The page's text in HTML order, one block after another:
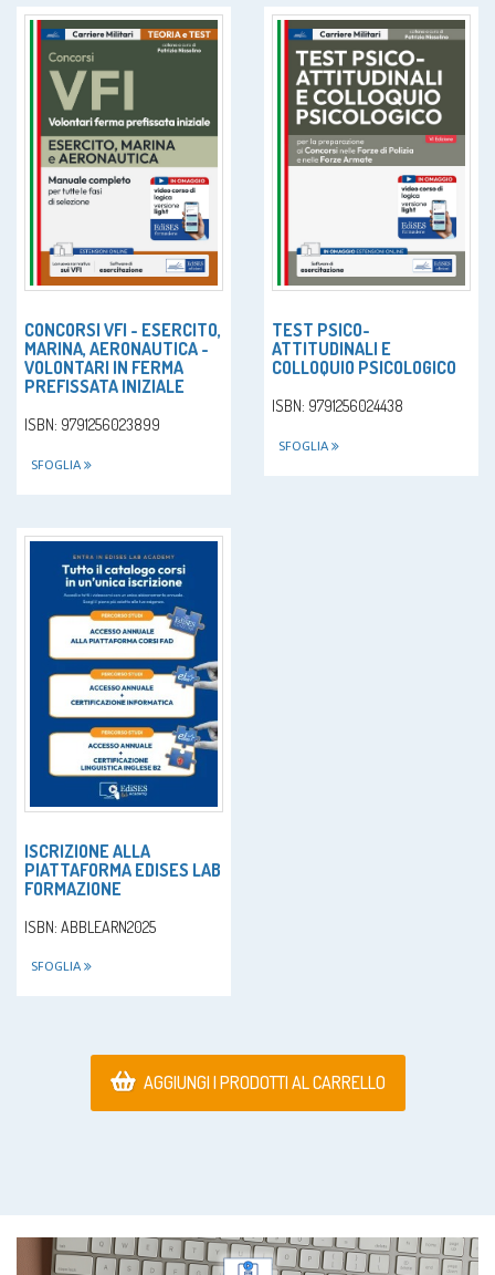
CONCORSI VFI - ESERCITO,
MARINA, AERONAUTICA -
VOLONTARI IN FERMA
PREFISSATA INIZIALE
ISBN: 9791256023899
SFOGLIA
TEST PSICO-
ATTITUDINALI E
COLLOQUIO PSICOLOGICO
ISBN: 9791256024438
SFOGLIA
ISCRIZIONE ALLA
PIATTAFORMA EDISES LAB
FORMAZIONE
ISBN: ABBLEARN2025
SFOGLIA
AGGIUNGI I PRODOTTI AL CARRELLO